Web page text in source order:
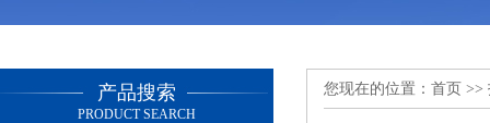
产品搜索
PRODUCT SEARCH
您现在的位置： 首页 >>